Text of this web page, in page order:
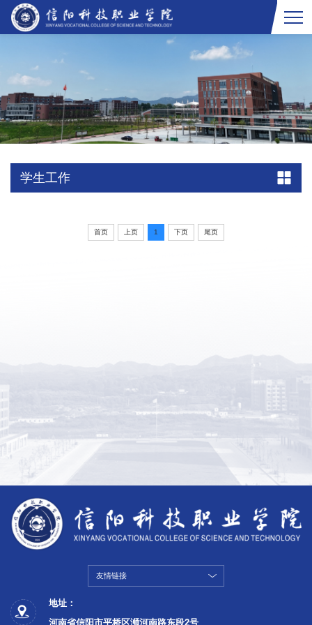
学生工作
首页 上页 1 下页 尾页
友情链接
地址：
河南省信阳市平桥区浉河南路东段2号